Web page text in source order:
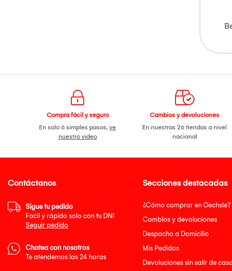
Compra fácil y seguro
En solo 6 simples pasos,ve
nuestro video
Cambios y devoluciones
En nuestras 26 tiendas a nivel
nacional
Secciones destacadas
¿Cómo comprar en Oechsle?
Cambios y devoluciones
Despacho a Domicilio
Mis Pedidos
Devoluciones sin salir de casa
Contáctanos
Sigue tu pedido
Facil y rápido solo con tu DNI
Seguir pedido
Chatea con nosotros
Te atendemos las 24 horas